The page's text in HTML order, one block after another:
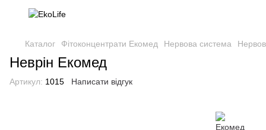
Каталог Фітоконцентрати Екомед Нервова система
Неврін Екомед
Артикул: 1015 Написати відгук